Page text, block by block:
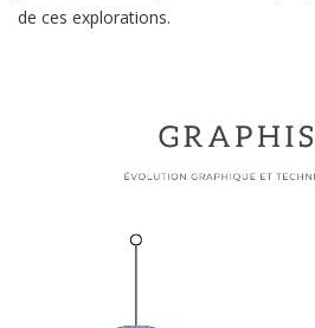
de ces explorations.